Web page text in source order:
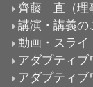
齊藤 直（理
講演・講義の
動画・スライ
アダプティ
アダプティブ